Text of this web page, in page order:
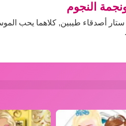
النجوم
ستار أصدقاء طيبين, كلاهما يحب